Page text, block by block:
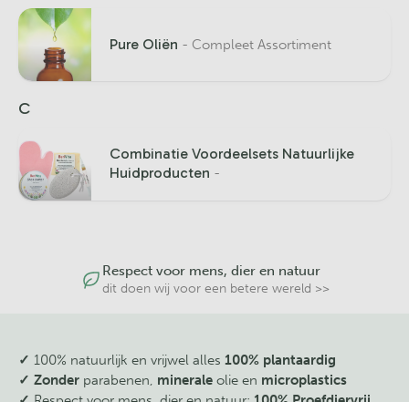
Pure Oliën - Compleet Assortiment
C
Combinatie Voordeelsets Natuurlijke
Huidproducten -
Respect voor mens, dier en natuur
dit doen wij voor een betere wereld >>
✓ 100% natuurlijk en vrijwel alles 100% plantaardig
✓ Zonder parabenen, minerale olie en microplastics